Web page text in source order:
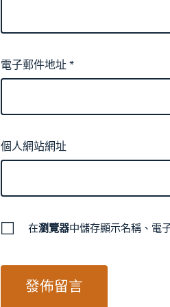
電子郵件地址*
個人網站網址
在瀏覽器中儲存顯示名稱、電